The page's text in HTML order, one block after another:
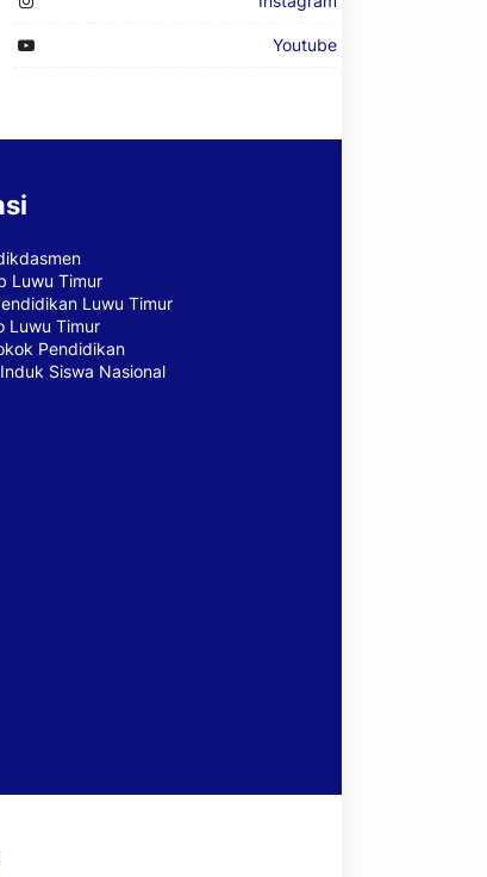
Youtube
Luwu Timur
Luwu Timur
Luwu Timur
Pendidikan
Siswa Nasional